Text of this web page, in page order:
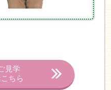
見学
ちら